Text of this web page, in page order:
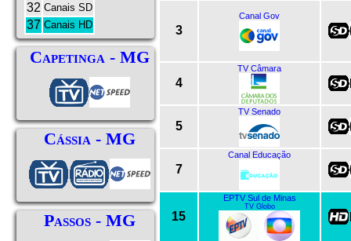
32 Canais SD
37 Canais HD
Capetinga - MG
Cássia - MG
Passos - MG
3
Canal Gov
4
TV Câmara
5
TV Senado
7
Canal Educação
15
EPTV Sul de Minas
TV Globo